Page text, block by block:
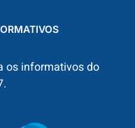
os informativos do